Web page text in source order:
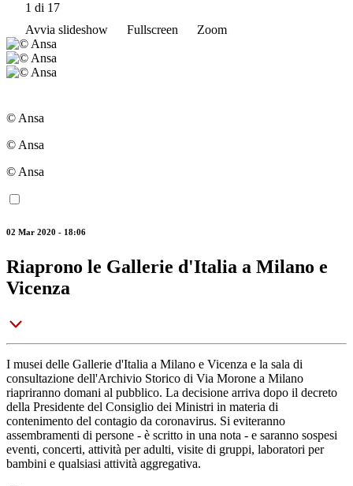
1 di 17
Avvia slideshow
Fullscreen Zoom
© Ansa
© Ansa
© Ansa
02 Mar 2020 - 18:06
Riaprono le Gallerie d'Italia a Milano e
Vicenza
I musei delle Gallerie d'Italia a Milano e Vicenza e la sala di
consultazione dell'Archivio Storico di Via Morone a Milano
riapriranno domani al pubblico. La decisione arriva dopo il decreto
della Presidente del Consiglio dei Ministri in materia di
contenimento del contagio da coronavirus. Si eviteranno
assembramenti di persone - è scritto in una nota - e saranno sospesi
eventi, concerti, attività per adulti, visite di gruppi, laboratori per
bambini e qualsiasi attività aggregativa.